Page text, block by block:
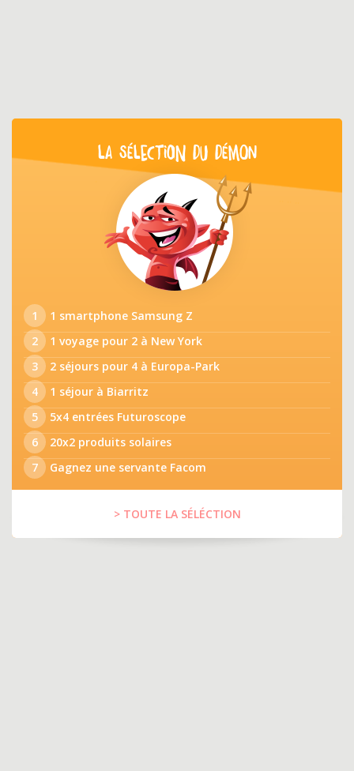
LA SÉLECTION DU DÉMON
1
1 smartphone Samsung Z
2
1 voyage pour 2 à New York
3
2 séjours pour 4 à Europa-Park
4
1 séjour à Biarritz
5
5x4 entrées Futuroscope
6
20x2 produits solaires
7
Gagnez une servante Facom
> TOUTE LA SÉLÉCTION